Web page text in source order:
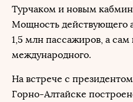
Турчаком и новым
Мощность действующего
1,5 млн пассажиров, а сам
международного.
На встрече с
Горно-Алтайске